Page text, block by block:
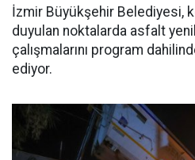
İzmir Büyükşehir Belediyesi,
duyulan noktalarda asfalt
çalışmalarını program
ediyor.